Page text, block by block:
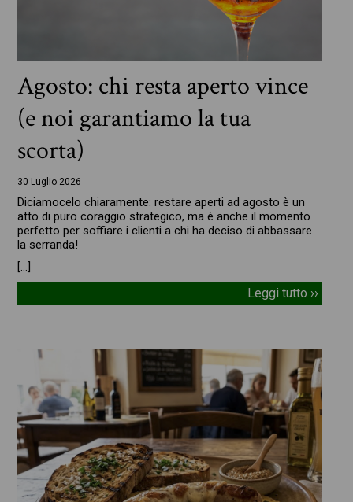
Agosto: chi resta aperto vince
(e noi garantiamo la tua
scorta)
30 Luglio 2026
Diciamocelo chiaramente: restare aperti ad agosto è un
atto di puro coraggio strategico, ma è anche il momento
perfetto per soffiare i clienti a chi ha deciso di abbassare
la serranda!
[…]
Leggi tutto ››